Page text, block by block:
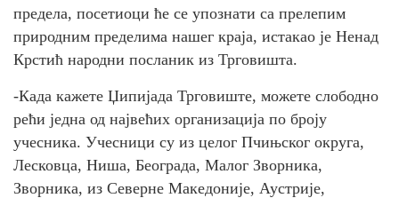
предела, посетиоци ће се упознати са прелепим
природним пределима нашег краја, истакао је Ненад
Крстић народни посланик из Трговишта.
-Када кажете Џипијада Трговиште, можете слободно
рећи једна од највећих организација по броју
учесника. Учесници су из целог Пчињског округа,
Лесковца, Ниша, Београда, Малог Зворника,
Зворника, из Северне Македоније, Аустрије,